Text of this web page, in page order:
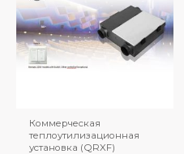
Коммерческая
теплоутилизационная
установка (QRXF)